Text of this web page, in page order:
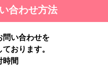
合わせ方法
問い合わせを
おります。
時間